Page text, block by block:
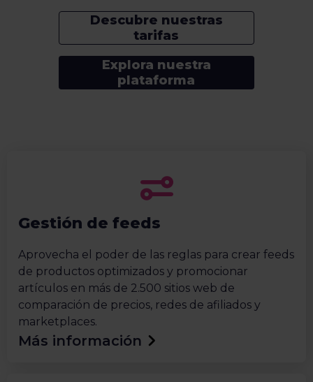
Descubre nuestras
tarifas
Explora nuestra
plataforma
Gestión de feeds
Aprovecha el poder de las reglas para crear feeds
de productos optimizados y promocionar
artículos en más de 2.500 sitios web de
comparación de precios, redes de afiliados y
marketplaces.
Más información